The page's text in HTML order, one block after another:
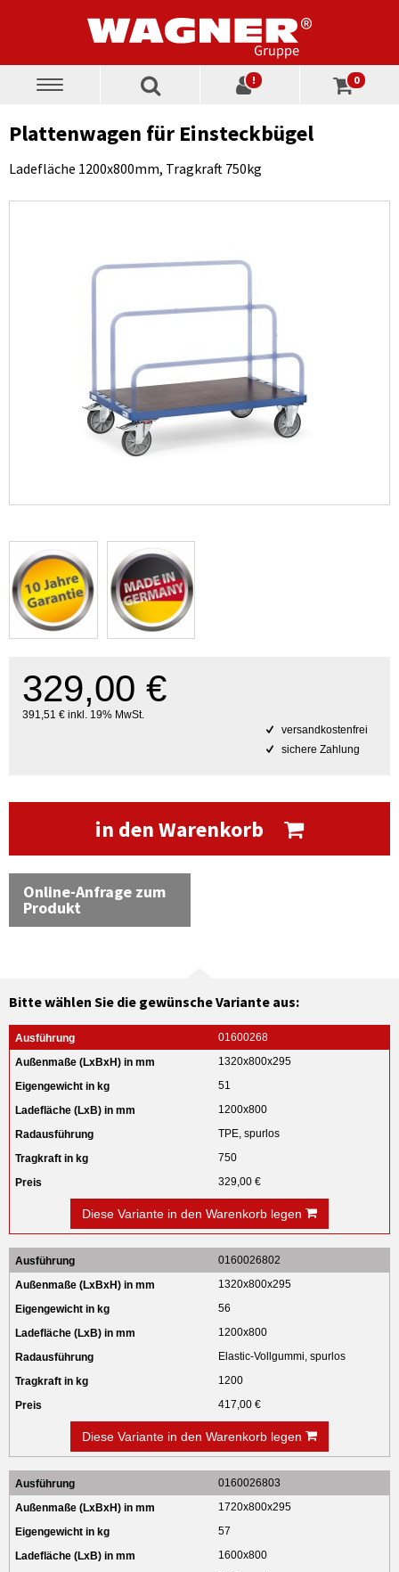
Toggle
! 0
Plattenwagen für Einsteckbügel
Ladefläche 1200x800mm, Tragkraft 750kg
329,00 €
391,51 € inkl. 19% MwSt.
versandkostenfrei
sichere Zahlung
in den Warenkorb
Online-Anfrage zum
Produkt
Bitte wählen Sie die gewünsche Variante aus:
01600268
1320x800x295
51
1200x800
TPE, spurlos
750
329,00 €
Diese Variante in den Warenkorb legen
0160026802
1320x800x295
56
1200x800
Elastic-Vollgummi, spurlos
1200
417,00 €
Diese Variante in den Warenkorb legen
0160026803
1720x800x295
57
1600x800